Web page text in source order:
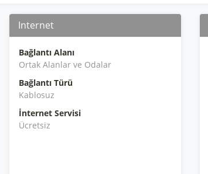
Internet
Bağlantı Alanı
Ortak Alanlar ve Odalar
Bağlantı Türü
Kablosuz
İnternet Servisi
Ücretsiz